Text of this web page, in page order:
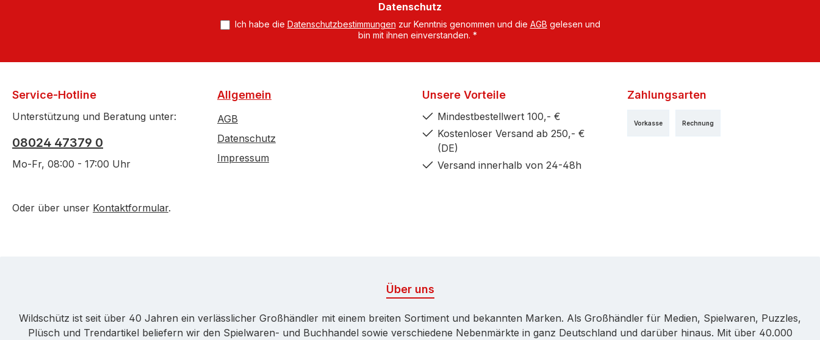
Datenschutz
Ich habe die Datenschutzbestimmungen zur Kenntnis genommen und die AGB gelesen und
bin mit ihnen einverstanden. *
Service-Hotline
Unterstützung und Beratung unter:
08024 47379 0
Mo-Fr, 08:00 - 17:00 Uhr
Oder über unser Kontaktformular.
Allgemein
AGB
Datenschutz
Impressum
Unsere Vorteile
Mindestbestellwert 100,- €
Kostenloser Versand ab 250,- €
(DE)
Versand innerhalb von 24-48h
Zahlungsarten
Rechnung
Vorkasse
Über uns
Wildschütz ist seit über 40 Jahren ein verlässlicher Großhändler mit einem breiten Sortiment und bekannten Marken. Als Großhändler für Medien, Spielwaren, Puzzles,
Plüsch und Trendartikel beliefern wir den Spielwaren- und Buchhandel sowie verschiedene Nebenmärkte in ganz Deutschland und darüber hinaus. Mit über 40.000